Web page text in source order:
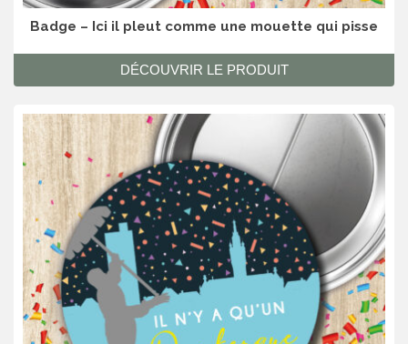
Badge – Ici il pleut comme une mouette qui pisse
DÉCOUVRIR LE PRODUIT